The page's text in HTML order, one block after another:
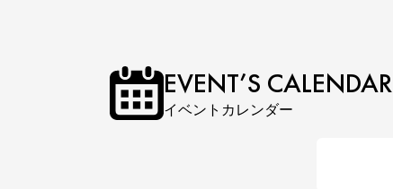
EVENT’S CALENDAR
イベントカレンダー